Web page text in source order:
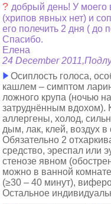
?добрый день! У моего
(хрипов явных нет) и
его полечить 2 дня ( до
Спасибо.
Елена
24 December
Осиплость голоса,
кашлем – симптом
ложного крупа (ночью
затруднённым вдохом).
аллергены, холод,
дым, лак, клей, воздух
Обязательно 2
средство, эреспал или
стенозе явном
можно в ванной
(≥30 – 40 минут),
Остальное